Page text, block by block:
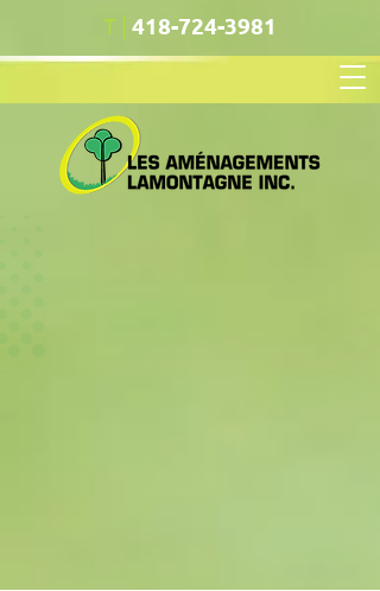
T | 418-724-3981